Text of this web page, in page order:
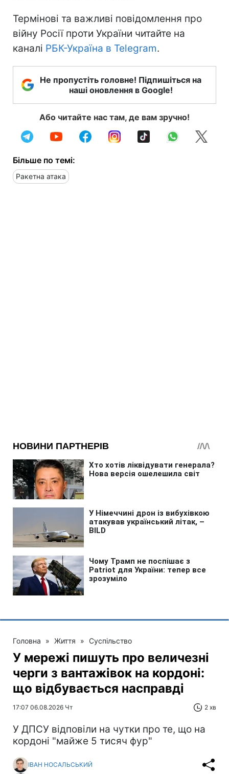
Термінові та важливі повідомлення про
війну Росії проти України читайте на
каналі РБК-Україна в Telegram.
Не пропустіть головне! Підпишіться на
наші оновлення в Google!
Або читайте нас там, де вам зручно!
Більше по темі:
Ракетна атака
Головна » Життя » Суспільство
У мережі пишуть про величезні
черги з вантажівок на кордоні:
що відбувається насправді
17:07 06.08.2026 Чт 2 хв
У ДПСУ відповіли на чутки про те, що на
кордоні "майже 5 тисяч фур"
ІВАН НОСАЛЬСЬКИЙ